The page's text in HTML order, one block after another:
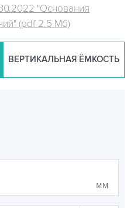
"Основания
(pdf 2.5 Мб)
ВЕРТИКАЛЬНАЯ ЁМКОСТЬ
мм